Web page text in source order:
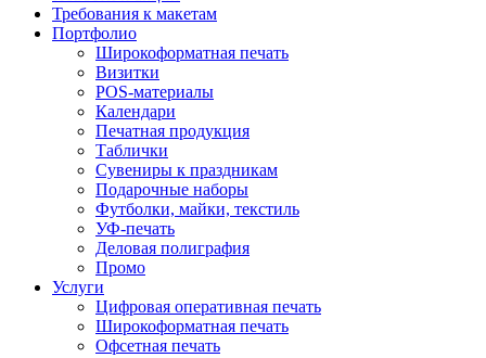
Требования к макетам
Портфолио
Широкоформатная печать
Визитки
POS-материалы
Календари
Печатная продукция
Таблички
Сувениры к праздникам
Подарочные наборы
Футболки, майки, текстиль
УФ-печать
Деловая полиграфия
Промо
Услуги
Цифровая оперативная печать
Широкоформатная печать
Офсетная печать